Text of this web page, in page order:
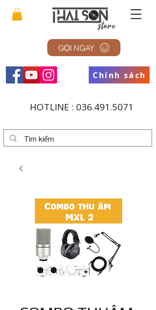
GỌI NGAY
Chính sách
HOTLINE : 036.491.5071